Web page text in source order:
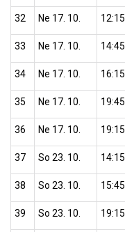
32 Ne 17. 10. 12:15
33 Ne 17. 10. 14:45
34 Ne 17. 10. 16:15
35 Ne 17. 10. 19:45
36 Ne 17. 10. 19:15
37 So 23. 10. 14:15
38 So 23. 10. 15:45
39 So 23. 10. 19:15